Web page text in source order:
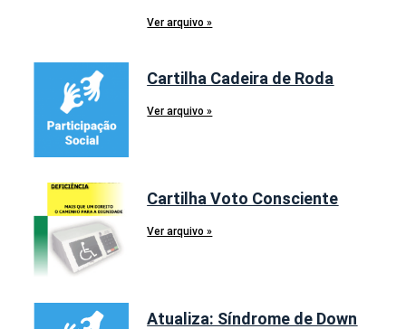
Ver arquivo »
Cartilha Cadeira de Roda
Ver arquivo »
Cartilha Voto Consciente
Ver arquivo »
Atualiza: Síndrome de Down